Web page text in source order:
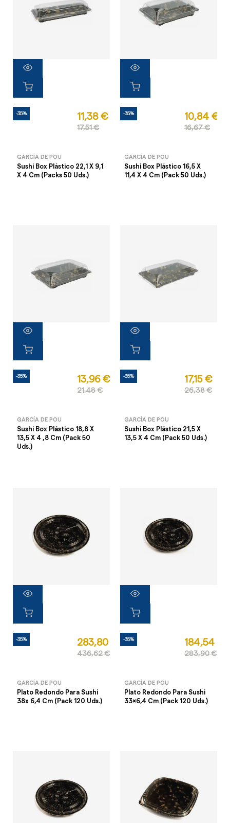
-35% 11,38 €
17,51 €
GARCÍA DE POU
Sushi Box Plástico 22,1 X 9,1
X 4 Cm (Packs 50 Uds.)
-35% 10,84 €
16,67 €
GARCÍA DE POU
Sushi Box Plástico 16,5 X
11,4 X 4 Cm (Pack 50 Uds.)
-35% 13,96 €
21,48 €
GARCÍA DE POU
Sushi Box Plástico 18,8 X
13,5 X 4 ,8 Cm (Pack 50
Uds.)
-35% 17,15 €
26,38 €
GARCÍA DE POU
Sushi Box Plástico 21,5 X
13,5 X 4 Cm (Pack 50 Uds.)
-35% 283,80 €
436,62 €
GARCÍA DE POU
Plato Redondo Para Sushi
38x 6,4 Cm (Pack 120 Uds.)
-35% 184,54 €
283,90 €
GARCÍA DE POU
Plato Redondo Para Sushi
33x6,4 Cm (Pack 120 Uds.)